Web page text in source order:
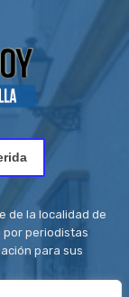
de la localidad de
por periodistas
para sus